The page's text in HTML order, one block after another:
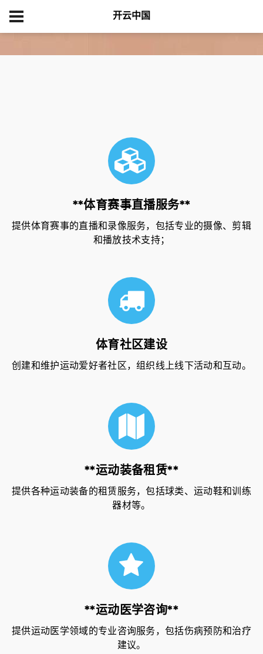
开云中国
**体育赛事直播服务**
提供体育赛事的直播和录像服务，包括专业的摄像、剪辑
和播放技术支持；
体育社区建设
创建和维护运动爱好者社区，组织线上线下活动和互动。
**运动装备租赁**
提供各种运动装备的租赁服务，包括球类、运动鞋和训练
器材等。
**运动医学咨询**
提供运动医学领域的专业咨询服务，包括伤病预防和治疗
建议。